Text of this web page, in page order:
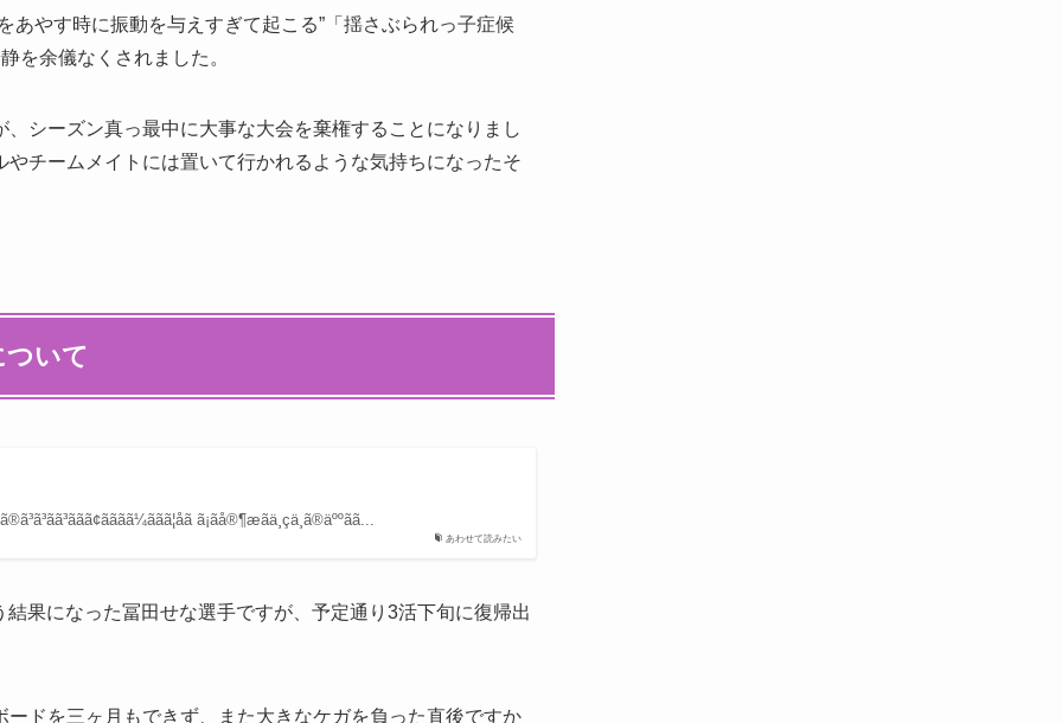
あやす時に振動を与えすぎて起こる”「揺さぶられっ子症候
を余儀なくされました。
シーズン真っ最中に大事な大会を棄権することになりまし
チームメイトには置いて行かれるような気持ちになったそ
いて
あわせて読みたい
ã¡ãå®¶æãä¸çä¸­ã®äººãã...
果になった冨田せな選手ですが、予定通り3活下旬に復帰出
ドを三ヶ月もできず、また大きなケガを負った直後ですか